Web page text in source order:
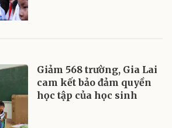
Giảm 568 trường, Gia Lai
cam kết bảo đảm quyền
học tập của học sinh